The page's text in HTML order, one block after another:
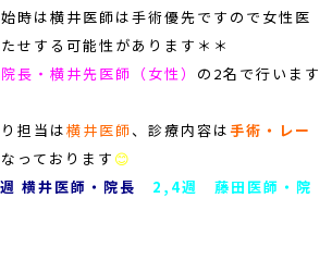
時は横井医師は手術優先ですので女性医
せする可能性があります＊＊
院長・横井先医師（女性） の2名で行います
担当は横井医師、診療内容は手術・レー
っております 😊
横井医師・院長
2,4週 藤田医師・院